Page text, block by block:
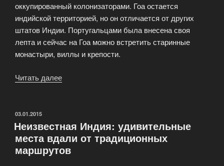
оккупированный колонизаторами. Гоа остается
индийской территорией, но он отличается от других
штатов Индии. Португальцами была внесена своя
лепта и сейчас на Гоа можно встретить старинные
монастыри, виллы и крепости.
Читать далее
и
отдых»
ОПУБЛИКОВАНО
03.01.2015
Неизвестная Индия: удивительные
места вдали от традиционных
маршрутов